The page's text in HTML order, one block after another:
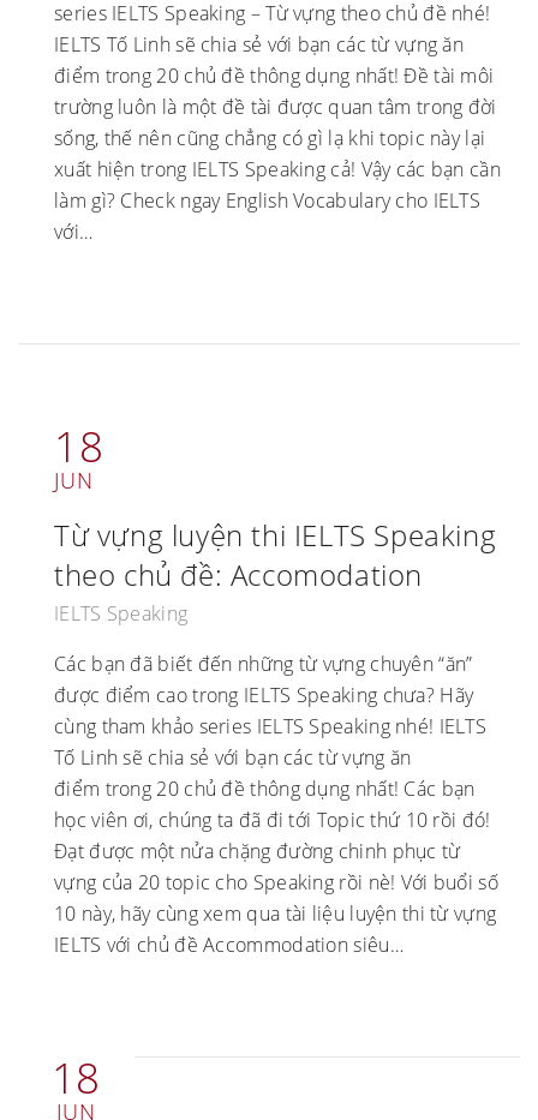
series IELTS Speaking – Từ vựng theo chủ đề nhé!
IELTS Tố Linh sẽ chia sẻ với bạn các từ vựng ăn
điểm trong 20 chủ đề thông dụng nhất! Đề tài môi
trường luôn là một đề tài được quan tâm trong đời
sống, thế nên cũng chẳng có gì lạ khi topic này lại
xuất hiện trong IELTS Speaking cả! Vậy các bạn cần
làm gì? Check ngay English Vocabulary cho IELTS
với…
18
JUN
Từ vựng luyện thi IELTS Speaking
theo chủ đề: Accomodation
IELTS Speaking
Các bạn đã biết đến những từ vựng chuyên “ăn”
được điểm cao trong IELTS Speaking chưa? Hãy
cùng tham khảo series IELTS Speaking nhé! IELTS
Tố Linh sẽ chia sẻ với bạn các từ vựng ăn
điểm trong 20 chủ đề thông dụng nhất! Các bạn
học viên ơi, chúng ta đã đi tới Topic thứ 10 rồi đó!
Đạt được một nửa chặng đường chinh phục từ
vựng của 20 topic cho Speaking rồi nè! Với buổi số
10 này, hãy cùng xem qua tài liệu luyện thi từ vựng
IELTS với chủ đề Accommodation siêu…
18
JUN